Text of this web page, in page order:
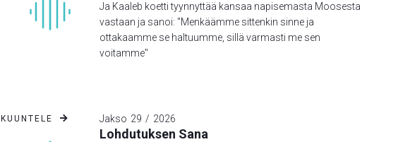
"jokainen, joka huutaa avuksi Herran nimeä, pelastuu". Mutta
kuinka he huutavat avuksensa sitä, johon eivät usko? Ja
kuinka he voivat uskoa siihen, josta eivät ole kuulleet? Ja
kuinka he voivat kuulla, ellei ole julistajaa?
Ja Kaaleb koetti tyynnyttää kansaa napisemasta Moosesta
vastaan ja sanoi: "Menkäämme sittenkin sinne ja
ottakaamme se haltuumme, sillä varmasti me sen
voitamme"
Jakso 29 / 2026
Lohdutuksen Sana
KUUNTELE 